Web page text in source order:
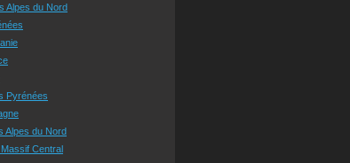
Alpes du Nord
Pyrénées
Alpes du Nord
Central